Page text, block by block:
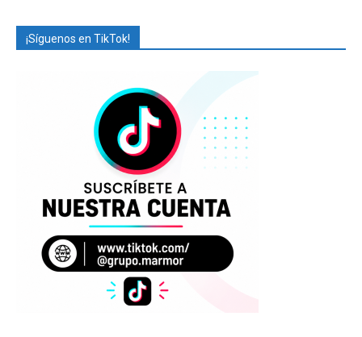
¡Síguenos en TikTok!